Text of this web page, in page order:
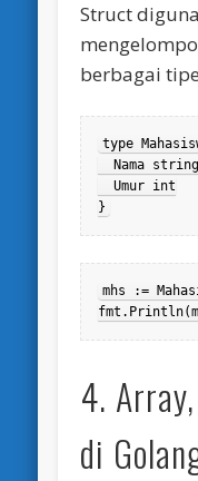
Struct
berbagai
type
  Nama string
  Umur int
}
mhs :=
4.
di